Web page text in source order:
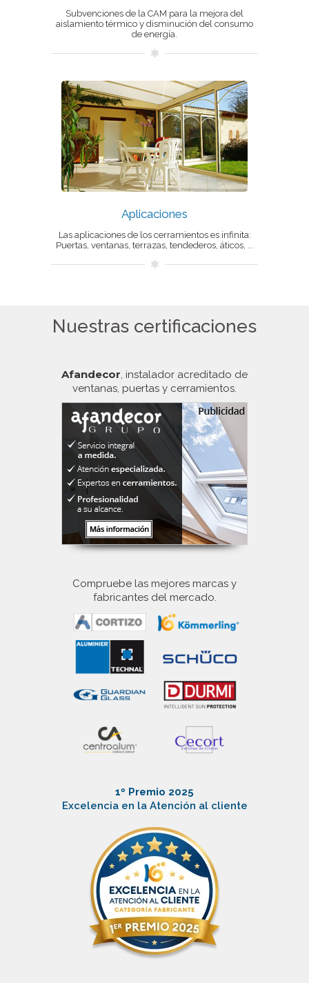
Subvenciones de la CAM para la mejora del
aislamiento térmico y disminución del consumo
de energía.
Aplicaciones
Las aplicaciones de los cerramientos es infinita:
Puertas, ventanas, terrazas, tendederos, áticos, ...
Nuestras certificaciones
Afandecor, instalador acreditado de
ventanas, puertas y cerramientos.
Compruebe las mejores marcas y
fabricantes del mercado.
1º Premio 2025
Excelencia en la Atención al cliente